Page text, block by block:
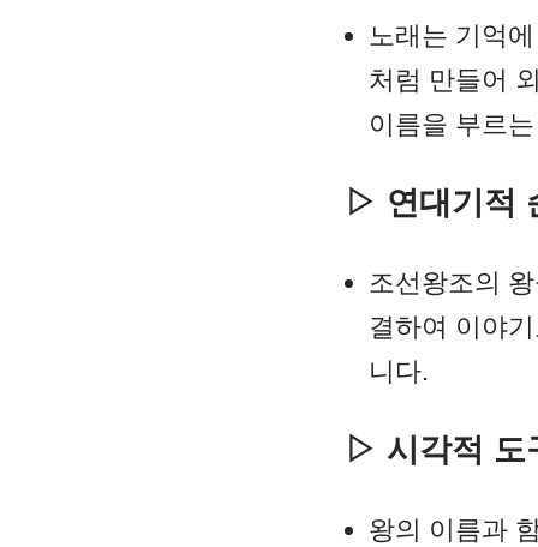
노래는 기억
처럼 만들어
이름을 부르
▷ 연대기적
조선왕조의
결하여 이야
니다.
▷ 시각적 도
왕의 이름과